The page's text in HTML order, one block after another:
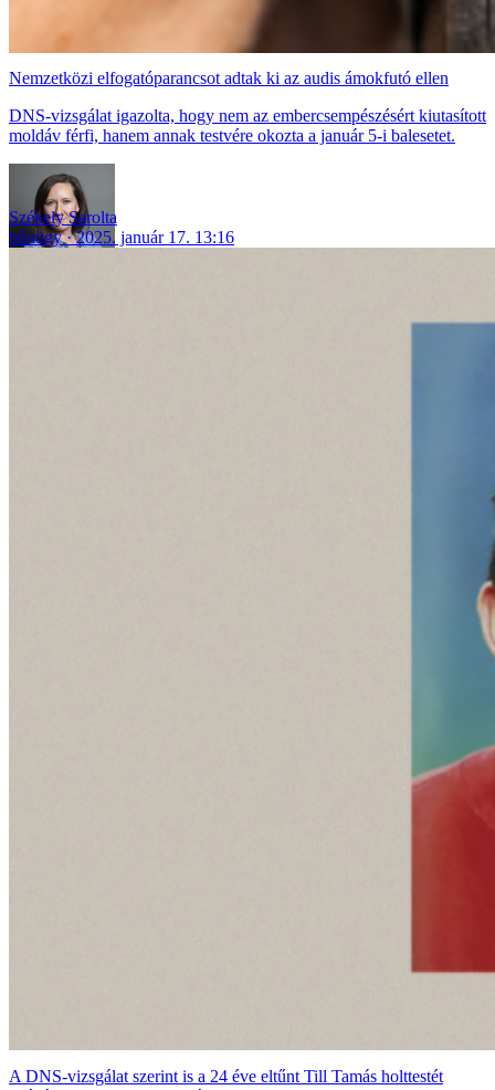
Nemzetközi elfogatóparancsot adtak ki az audis ámokfutó ellen
DNS-vizsgálat igazolta, hogy nem az embercsempészésért kiutasított
moldáv férfi, hanem annak testvére okozta a január 5-i balesetet.
Székely Sarolta
bűnügy
2025. január 17. 13:16
A DNS-vizsgálat szerint is a 24 éve eltűnt Till Tamás holttestét